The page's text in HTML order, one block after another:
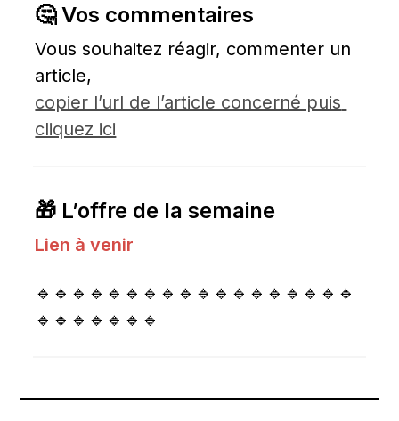
🤔 Vos commentaires
Vous souhaitez réagir, commenter un
article,
copier l’url de l’article concerné puis
cliquez ici
🎁 L’offre de la semaine
Lien à venir
🔹🔹🔹🔹🔹🔹🔹🔹🔹🔹🔹🔹🔹🔹🔹🔹🔹🔹
🔹🔹🔹🔹🔹🔹🔹